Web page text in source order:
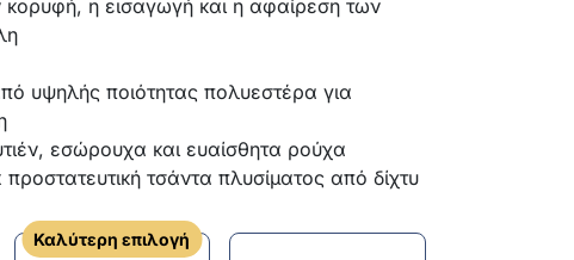
η εισαγωγή και η αφαίρεση των
υψηλής ποιότητας πολυεστέρα για
εσώρουχα και ευαίσθητα ρούχα
τσάντα πλυσίματος από δίχτυ
Καλύτερη επιλογή